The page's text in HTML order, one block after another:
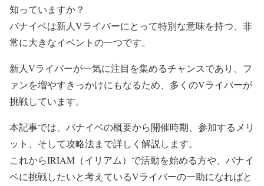
知っていますか？
バナイベは新人Vライバーにとって特別な意味を持つ、非
常に大きなイベントの一つです。
新人Vライバーが一気に注目を集めるチャンスであり、フ
ァンを増やすきっかけにもなるため、多くのVライバーが
挑戦しています。
本記事では、バナイベの概要から開催時期、参加するメリ
ット、そして攻略法まで詳しく解説します。
これからIRIAM（イリアム）で活動を始める方や、バナイ
ベに挑戦したいと考えているVライバーの一助になればと